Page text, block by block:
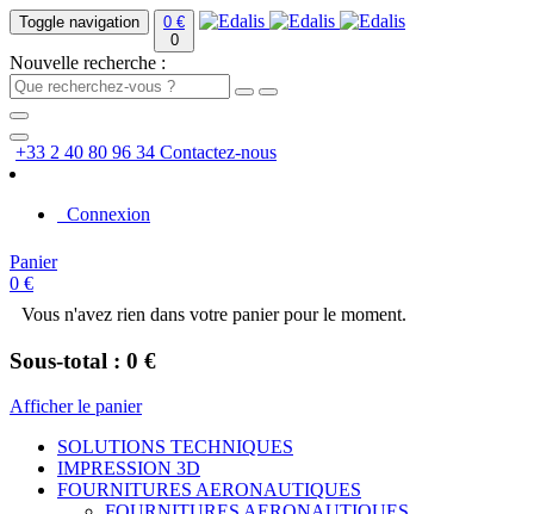
Toggle navigation
0 €
0
Nouvelle recherche :
+33 2 40 80 96 34 Contactez-nous
Connexion
Panier
0 €
Vous n'avez rien dans votre panier pour le moment.
Sous-total : 0 €
Afficher le panier
SOLUTIONS TECHNIQUES
IMPRESSION 3D
FOURNITURES AERONAUTIQUES